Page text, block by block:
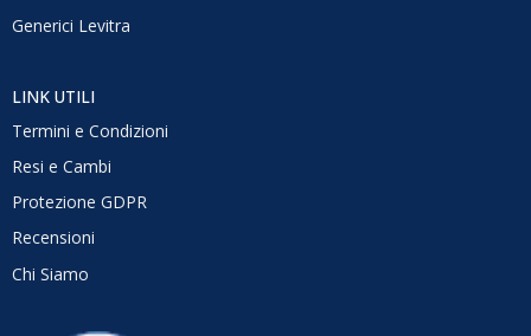
Generici Levitra
LINK UTILI
Termini e Condizioni
Resi e Cambi
Protezione GDPR
Recensioni
Chi Siamo